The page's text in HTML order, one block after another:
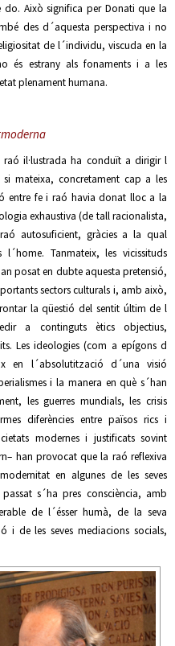
Això significa per Donati que la
des d´aquesta perspectiva i no
de l´individu, viscuda en la
és estrany als fonaments i a les
plenament humana.
il·lustrada ha conduït a dirigir l
mateixa, concretament cap a les
entre fe i raó havia donat lloc a la
exhaustiva (de tall racionalista,
autosuficient, gràcies a la qual
Tanmateix, les vicissituds
posat en dubte aquesta pretensió,
sectors culturals i, amb això,
la qüestió del sentit últim de l
a continguts ètics objectius,
Les ideologies (com a epígons d
en l´absolutització d´una visió
i la manera en què s´han
les guerres mundials, les crisis
diferències entre països rics i
modernes i justificats sovint
han provocat que la raó reflexiva
en algunes de les seves
s´ha pres consciència, amb
de l´ésser humà, de la seva
i de les seves mediacions socials,